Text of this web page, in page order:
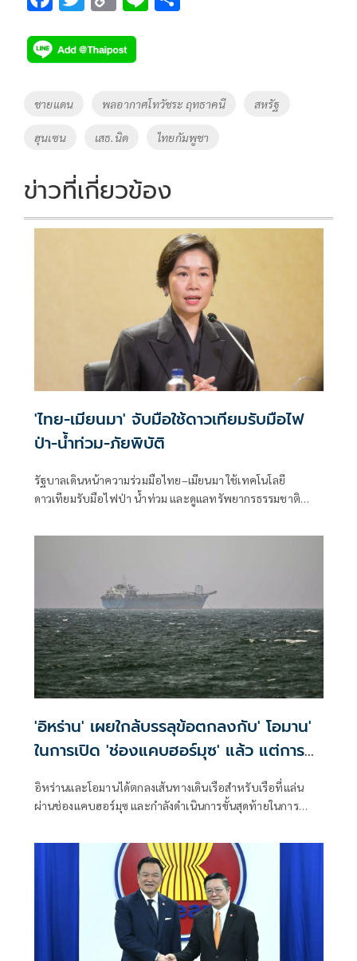
e
b
o
k
tt
er
p
y
Li
n
k
Tags
ชายแดน พลอากาศโทวัชระ ฤทธาคนี สหรัฐ
ฮุนเซน เสธ.นิด ไทยกัมพูชา
ข่าวที่เกี่ยวข้อง
'ไทย-เมียนมา' จับมือใช้ดาวเทียมรับมือไฟ
ป่า-น้ำท่วม-ภัยพิบัติ
รัฐบาลเดินหน้าความร่วมมือไทย–เมียนมา ใช้เทคโนโลยี
ดาวเทียมรับมือไฟป่า น้ำท่วม และดูแลทรัพยากรธรรมชาติ
'อิหร่าน' เผยใกล้บรรลุข้อตกลงกับ' โอมาน'
ในการเปิด 'ช่องแคบฮอร์มุซ' แล้ว แต่การ
อิหร่านและโอมานได้ตกลงเส้นทางเดินเรือสำหรับเรือที่แล่น
ผ่านช่องแคบฮอร์มุซ และกำลังดำเนินการขั้นสุดท้ายในการ
กล่าวเมื่อวันพุธที่ผ่านมา แม้ว่าเหตุการณ์ด้านความมั่นคงล่าสุด
จะเน้นย้ำถึงความเสี่ยงที่ยังคงมีอยู่สำหรับการขนส่งทางเรือใน